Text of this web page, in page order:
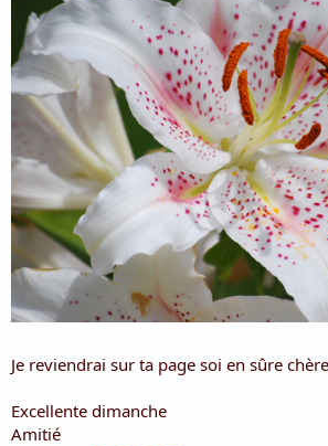
Je reviendrai sur ta page soi en sûre
Excellente dimanche
Amitié